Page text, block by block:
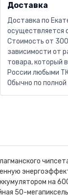
Доставка
Доставка по
осуществляется
Стоимость от
зависимости от
товара, который
России любыми
Обычно по
на
50-